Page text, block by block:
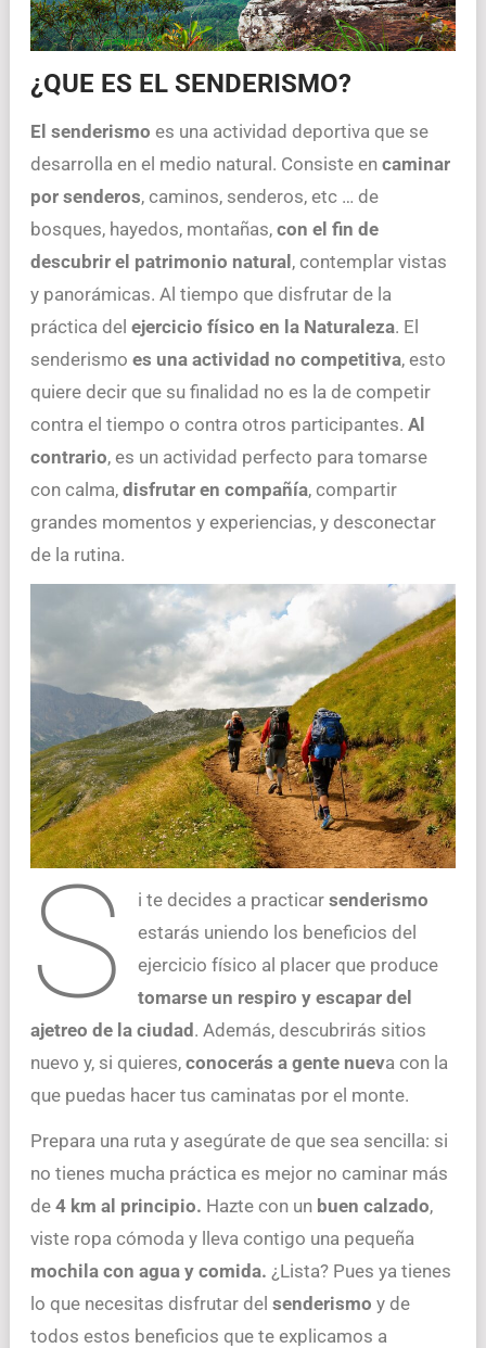
¿QUE ES EL SENDERISMO?
El senderismo es una actividad deportiva que se
desarrolla en el medio natural. Consiste encaminar
por senderos, caminos, senderos, etc … de
bosques, hayedos, montañas, con el fin de
descubrir el patrimonio natural , contemplar vistas
y panorámicas. Al tiempo que disfrutar de la
práctica del ejercicio físico en la Naturaleza. El
senderismo es una actividad no competitiva, esto
quiere decir que su finalidad no es la de competir
contra el tiempo o contra otros participantes. Al
contrario, es un actividad perfecto para tomarse
con calma, disfrutar en compañía, compartir
grandes momentos y experiencias, y desconectar
de la rutina.
S i te decides a practicar senderismo
estarás uniendo los beneficios del
ejercicio físico al placer que produce
tomarse un respiro y escapar del
ajetreo de la ciudad . Además, descubrirás sitios
nuevo y, si quieres, conocerás a gente nueva con la
que puedas hacer tus caminatas por el monte.
Prepara una ruta y asegúrate de que sea sencilla: si
no tienes mucha práctica es mejor no caminar más
de 4 km al principio. Hazte con un buen calzado,
viste ropa cómoda y lleva contigo una pequeña
mochila con agua y comida. ¿Lista? Pues ya tienes
lo que necesitas disfrutar del senderismo y de
todos estos beneficios que te explicamos a